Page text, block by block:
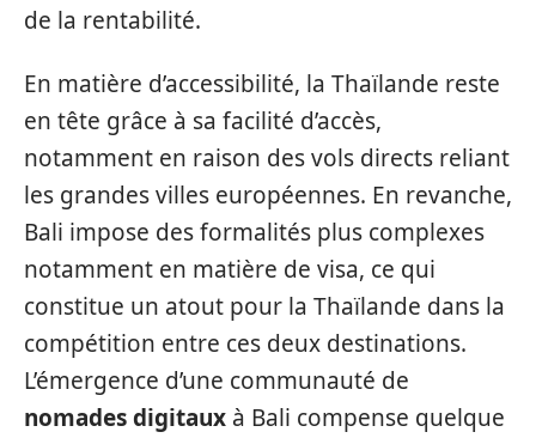
de la rentabilité.
En matière d’accessibilité, la Thaïlande reste
en tête grâce à sa facilité d’accès,
notamment en raison des vols directs reliant
les grandes villes européennes. En revanche,
Bali impose des formalités plus complexes
notamment en matière de visa, ce qui
constitue un atout pour la Thaïlande dans la
compétition entre ces deux destinations.
L’émergence d’une communauté de
nomades digitaux à Bali compense quelque